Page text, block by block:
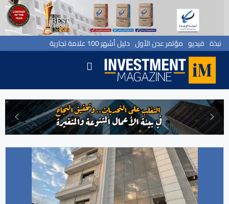
نبذة فيديو مؤتمر عدن الأول دليل أشهر 100 علامة تجارية